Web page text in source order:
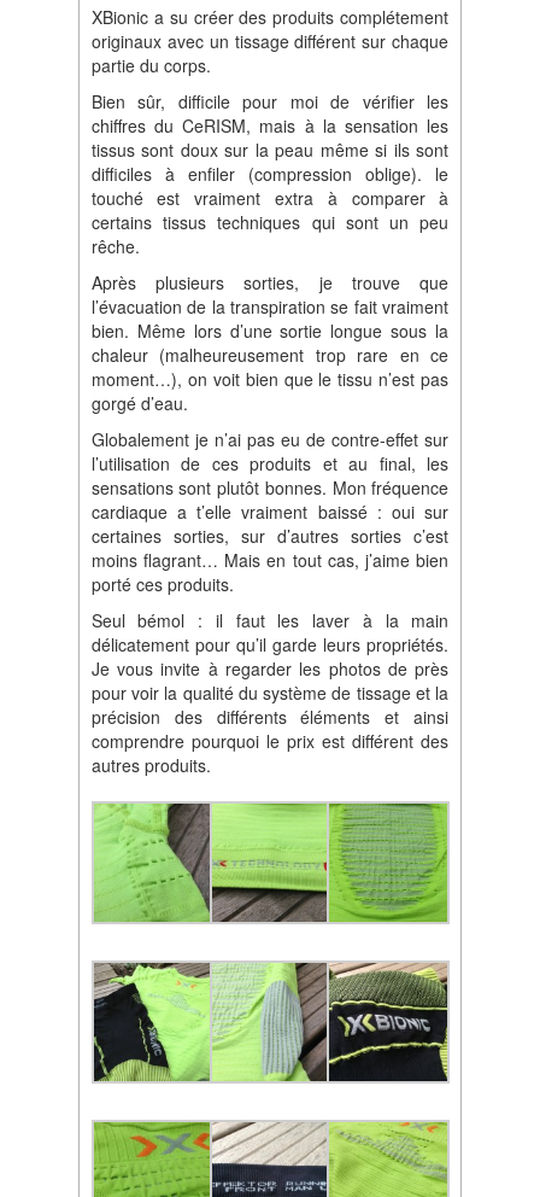
XBionic a su créer des produits complétement
originaux avec un tissage différent sur chaque
partie du corps.
Bien sûr, difficile pour moi de vérifier les
chiffres du CeRISM, mais à la sensation les
tissus sont doux sur la peau même si ils sont
difficiles à enfiler (compression oblige). le
touché est vraiment extra à comparer à
certains tissus techniques qui sont un peu
rêche.
Après plusieurs sorties, je trouve que
l’évacuation de la transpiration se fait vraiment
bien. Même lors d’une sortie longue sous la
chaleur (malheureusement trop rare en ce
moment…), on voit bien que le tissu n’est pas
gorgé d’eau.
Globalement je n’ai pas eu de contre-effet sur
l’utilisation de ces produits et au final, les
sensations sont plutôt bonnes. Mon fréquence
cardiaque a t’elle vraiment baissé : oui sur
certaines sorties, sur d’autres sorties c’est
moins flagrant… Mais en tout cas, j’aime bien
porté ces produits.
Seul bémol : il faut les laver à la main
délicatement pour qu’il garde leurs propriétés.
Je vous invite à regarder les photos de près
pour voir la qualité du système de tissage et la
précision des différents éléments et ainsi
comprendre pourquoi le prix est différent des
autres produits.